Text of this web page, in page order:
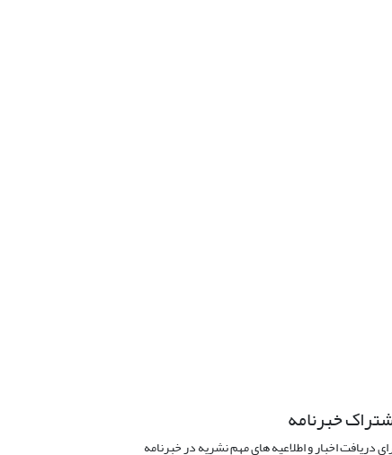
خبرنامه
دریافت اخبار و اطلاعیه های مهم نشریه در خبرنامه